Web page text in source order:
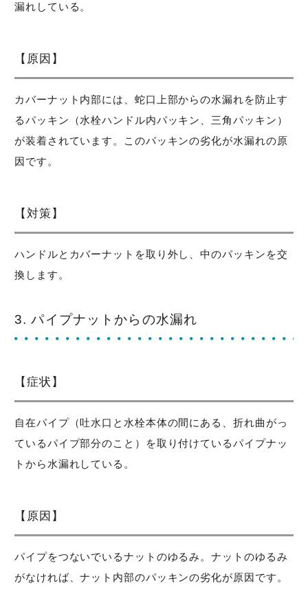
漏れしている。
【原因】
カバーナット内部には、蛇口上部からの水漏れを防止す
るパッキン（水栓ハンドル内パッキン、三角パッキン）
が装着されています。このパッキンの劣化が水漏れの原
因です。
【対策】
ハンドルとカバーナットを取り外し、中のパッキンを交
換します。
3. パイプナットからの水漏れ
【症状】
自在パイプ（吐水口と水栓本体の間にある、折れ曲がっ
ているパイプ部分のこと）を取り付けているパイプナッ
トから水漏れしている。
【原因】
パイプをつないでいるナットのゆるみ。ナットのゆるみ
がなければ、ナット内部のパッキンの劣化が原因です。